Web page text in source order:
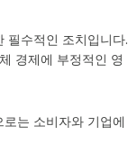
필수적인 조치입니다.
경제에 부정적인 영
는 소비자와 기업에